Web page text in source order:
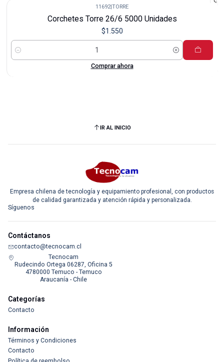
11692|TORRE
Corchetes Torre 26/6 5000 Unidades
$1.550
Cantidad
Comprar ahora
IR AL INICIO
Empresa chilena de tecnología y equipamiento profesional, con productos
de calidad garantizada y atención rápida y personalizada.
Síguenos
Contáctanos
contacto@tecnocam.cl
Tecnocam
Rudecindo Ortega 06287, Oficina 5
4780000 Temuco - Temuco
Araucanía - Chile
Categorías
Contacto
Información
Términos y Condiciones
Contacto